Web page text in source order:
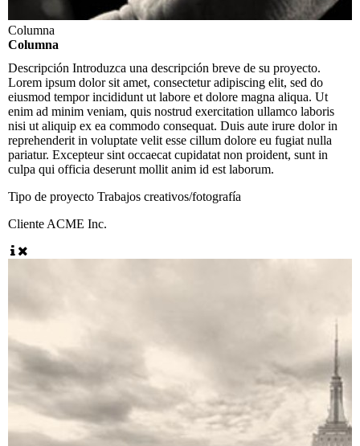
Columna
Columna
Descripción Introduzca una descripción breve de su proyecto.
Lorem ipsum dolor sit amet, consectetur adipiscing elit, sed do
eiusmod tempor incididunt ut labore et dolore magna aliqua. Ut
enim ad minim veniam, quis nostrud exercitation ullamco laboris
nisi ut aliquip ex ea commodo consequat. Duis aute irure dolor in
reprehenderit in voluptate velit esse cillum dolore eu fugiat nulla
pariatur. Excepteur sint occaecat cupidatat non proident, sunt in
culpa qui officia deserunt mollit anim id est laborum.
Tipo de proyecto Trabajos creativos/fotografía
Cliente ACME Inc.